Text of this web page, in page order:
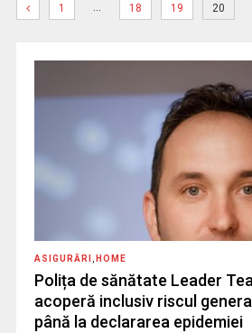
1 … 18 19 20
ASIGURĂRI HOME
Polița de sănătate Leader
acoperă inclusiv riscul
până la declararea epidemiei